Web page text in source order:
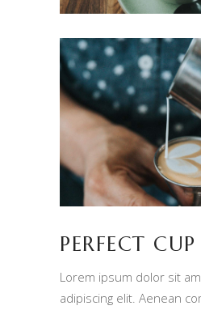
PERFECT CUP
Lorem ipsum dolor sit
adipiscing elit. Aenean